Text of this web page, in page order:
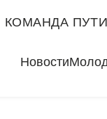
КОМАНДА
Новости